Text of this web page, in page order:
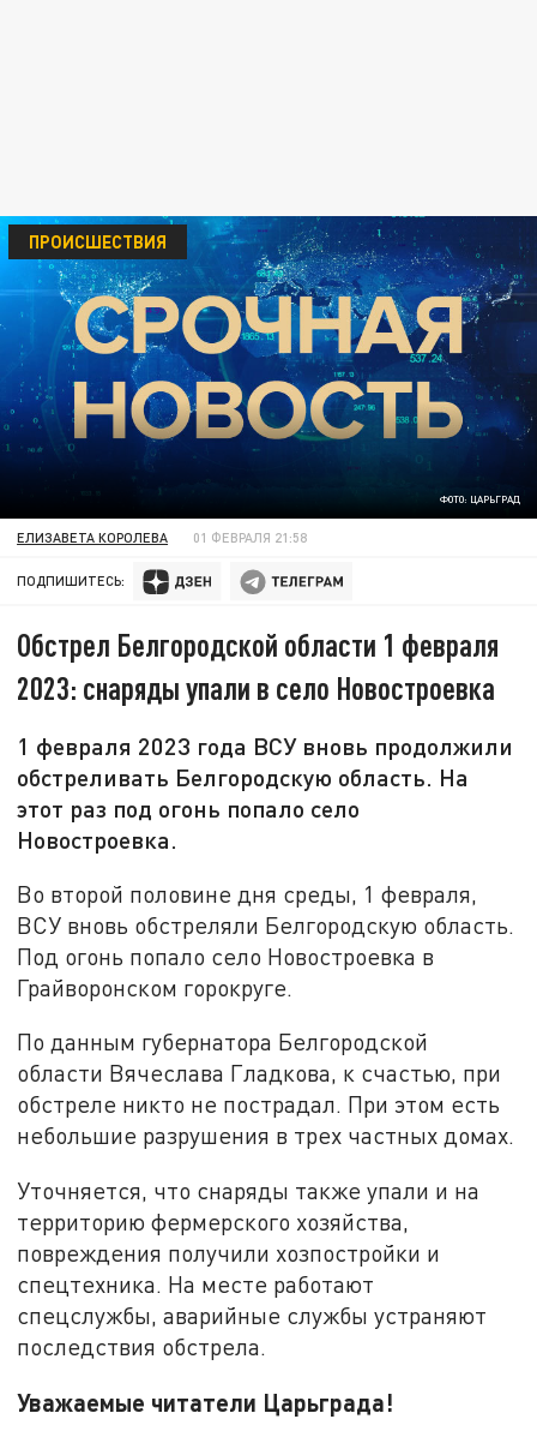
ФОТО: ЦАРЬГРАД
ПРОИСШЕСТВИЯ
ЕЛИЗАВЕТА КОРОЛЕВА 01 ФЕВРАЛЯ 21:58
ПОДПИШИТЕСЬ:
Обстрел Белгородской области 1 февраля
2023: снаряды упали в село Новостроевка
1 февраля 2023 года ВСУ вновь продолжили
обстреливать Белгородскую область. На
этот раз под огонь попало село
Новостроевка.
Во второй половине дня среды, 1 февраля,
ВСУ вновь обстреляли Белгородскую область.
Под огонь попало село Новостроевка в
Грайворонском горокруге.
По данным губернатора Белгородской
области Вячеслава Гладкова, к счастью, при
обстреле никто не пострадал. При этом есть
небольшие разрушения в трех частных домах.
Уточняется, что снаряды также упали и на
территорию фермерского хозяйства,
повреждения получили хозпостройки и
спецтехника. На месте работают
спецслужбы, аварийные службы устраняют
последствия обстрела.
Уважаемые читатели Царьграда!